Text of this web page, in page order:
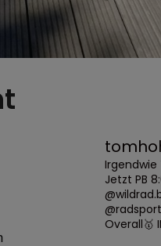
Jetzt PB
Overall🥇